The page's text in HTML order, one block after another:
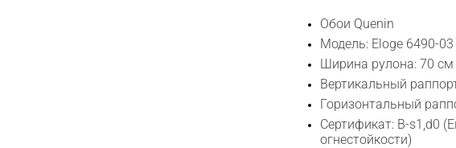
Обои Quenin
Модель: Eloge 6490-03
Ширина рулона: 70 см
Вертикальный
Горизонтальный
Сертификат: B-s1,d0
огнестойкости)